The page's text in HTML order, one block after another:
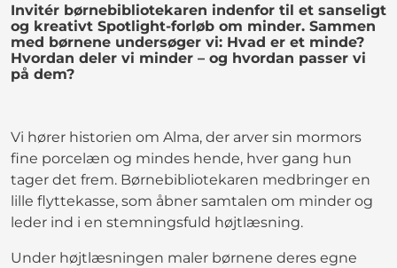
Invitér børnebibliotekaren indenfor til et sanseligt
og kreativt Spotlight-forløb om minder. Sammen
med børnene undersøger vi: Hvad er et minde?
Hvordan deler vi minder – og hvordan passer vi
på dem?
Vi hører historien om Alma, der arver sin mormors
fine porcelæn og mindes hende, hver gang hun
tager det frem. Børnebibliotekaren medbringer en
lille flyttekasse, som åbner samtalen om minder og
leder ind i en stemningsfuld højtlæsning.
Under højtlæsningen maler børnene deres egne